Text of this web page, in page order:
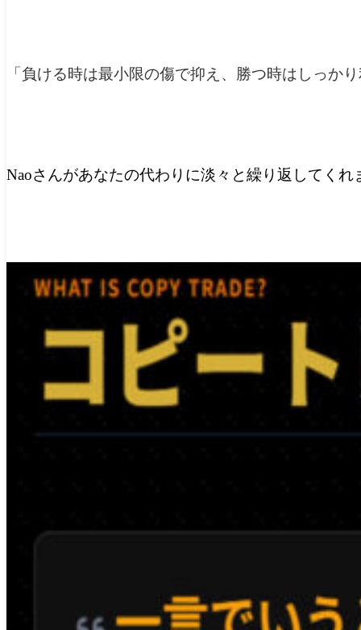
「負ける時は最小限の傷で抑え、勝つ時はしっか
Naoさんがあなたの代わりに淡々と繰り返してくれ